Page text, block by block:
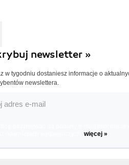
newsletter »
w tygodniu dostaniesz informacje o
newslettera.
więcej »